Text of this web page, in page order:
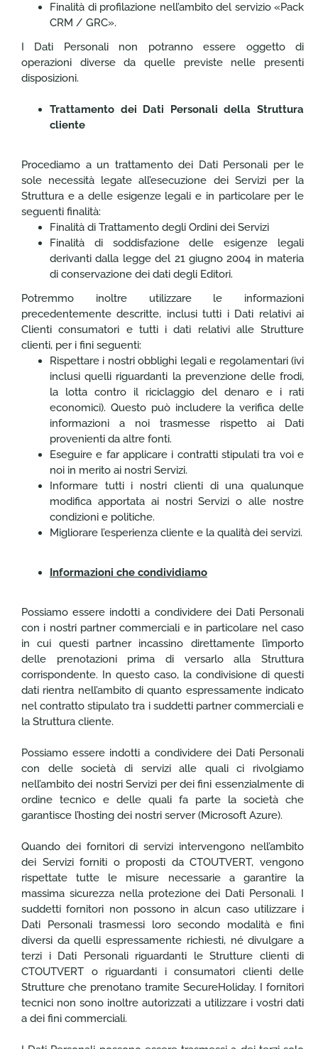
Finalità di profilazione nell’ambito del servizio «Pack
CRM / GRC».
I Dati Personali non potranno essere oggetto di
operazioni diverse da quelle previste nelle presenti
disposizioni.
Trattamento dei Dati Personali della Struttura
cliente
Procediamo a un trattamento dei Dati Personali per le
sole necessità legate all’esecuzione dei Servizi per la
Struttura e a delle esigenze legali e in particolare per le
seguenti finalità:
Finalità di Trattamento degli Ordini dei Servizi
Finalità di soddisfazione delle esigenze legali
derivanti dalla legge del 21 giugno 2004 in materia
di conservazione dei dati degli Editori.
Potremmo inoltre utilizzare le informazioni
precedentemente descritte, inclusi tutti i Dati relativi ai
Clienti consumatori e tutti i dati relativi alle Strutture
clienti, per i fini seguenti:
Rispettare i nostri obblighi legali e regolamentari (ivi
inclusi quelli riguardanti la prevenzione delle frodi,
la lotta contro il riciclaggio del denaro e i rati
economici). Questo può includere la verifica delle
informazioni a noi trasmesse rispetto ai Dati
provenienti da altre fonti.
Eseguire e far applicare i contratti stipulati tra voi e
noi in merito ai nostri Servizi.
Informare tutti i nostri clienti di una qualunque
modifica apportata ai nostri Servizi o alle nostre
condizioni e politiche.
Migliorare l’esperienza cliente e la qualità dei servizi.
Informazioni che condividiamo
Possiamo essere indotti a condividere dei Dati Personali
con i nostri partner commerciali e in particolare nel caso
in cui questi partner incassino direttamente l’importo
delle prenotazioni prima di versarlo alla Struttura
corrispondente. In questo caso, la condivisione di questi
dati rientra nell’ambito di quanto espressamente indicato
nel contratto stipulato tra i suddetti partner commerciali e
la Struttura cliente.
Possiamo essere indotti a condividere dei Dati Personali
con delle società di servizi alle quali ci rivolgiamo
nell’ambito dei nostri Servizi per dei fini essenzialmente di
ordine tecnico e delle quali fa parte la società che
garantisce l’hosting dei nostri server (Microsoft Azure).
Quando dei fornitori di servizi intervengono nell’ambito
dei Servizi forniti o proposti da CTOUTVERT, vengono
rispettate tutte le misure necessarie a garantire la
massima sicurezza nella protezione dei Dati Personali. I
suddetti fornitori non possono in alcun caso utilizzare i
Dati Personali trasmessi loro secondo modalità e fini
diversi da quelli espressamente richiesti, né divulgare a
terzi i Dati Personali riguardanti le Strutture clienti di
CTOUTVERT o riguardanti i consumatori clienti delle
Strutture che prenotano tramite SecureHoliday. I fornitori
tecnici non sono inoltre autorizzati a utilizzare i vostri dati
a dei fini commerciali.